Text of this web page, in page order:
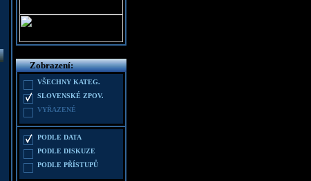
Zobrazení:
VŠECHNY KATEG.
SLOVENSKÉ ZPOV.
VYŘAZENÉ
PODLE DATA
PODLE DISKUZE
PODLE PŘÍSTUPŮ